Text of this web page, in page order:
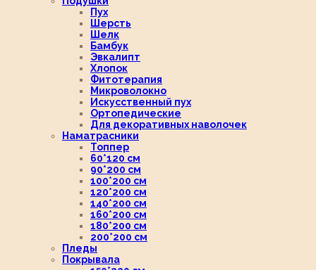
Пух
Шерсть
Шелк
Бамбук
Эвкалипт
Хлопок
Фитотерапия
Микроволокно
Искусственный пух
Ортопедические
Для декоративных наволочек
Наматрасники
Топпер
60*120 см
90*200 см
100*200 см
120*200 см
140*200 см
160*200 см
180*200 см
200*200 см
Пледы
Покрывала